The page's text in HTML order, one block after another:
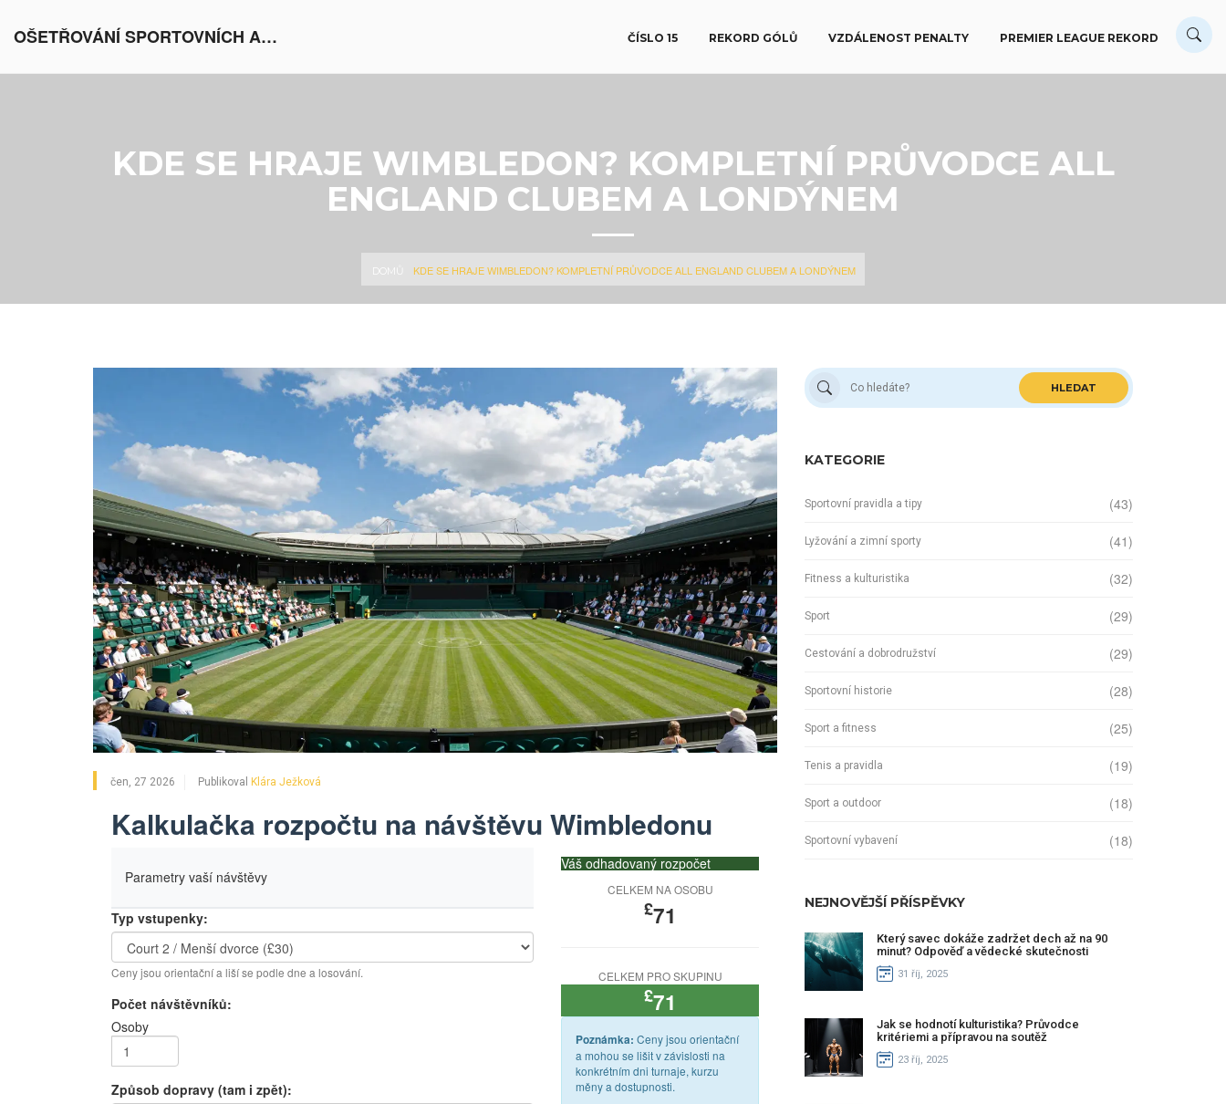
OŠETŘOVÁNÍ SPORTOVNÍCH AKTIVIT V EVROPĚ ČÍSLO 15 REKORD GÓLŮ VZDÁLENOST PENALTY PREMIER LEAGUE REKORD
KDE SE HRAJE WIMBLEDON? KOMPLETNÍ PRŮVODCE ALL
ENGLAND CLUBEM A LONDÝNEM
DOMŮ KDE SE HRAJE WIMBLEDON? KOMPLETNÍ PRŮVODCE ALL ENGLAND CLUBEM A LONDÝNEM
čen, 27 2026 Publikoval Klára Ježková
Kalkulačka rozpočtu na návštěvu Wimbledonu
Parametry vaší návštěvy
Typ vstupenky:
Ceny jsou orientační a liší se podle dne a losování.
Počet návštěvníků:
Osoby
Způsob dopravy (tam i zpět):
Váš odhadovaný rozpočet
CELKEM NA OSOBU
£71
CELKEM PRO SKUPINU
£71
Poznámka: Ceny jsou orientační
a mohou se lišit v závislosti na
konkrétním dni turnaje, kurzu
měny a dostupnosti.
HLEDAT
KATEGORIE
Sportovní pravidla a tipy (43)
Lyžování a zimní sporty (41)
Fitness a kulturistika (32)
Sport (29)
Cestování a dobrodružství (29)
Sportovní historie (28)
Sport a fitness (25)
Tenis a pravidla (19)
Sport a outdoor (18)
Sportovní vybavení (18)
NEJNOVĚJŠÍ PŘÍSPĚVKY
Který savec dokáže zadržet dech až na 90
minut? Odpověď a vědecké skutečnosti
31 říj, 2025
Jak se hodnotí kulturistika? Průvodce
kritériemi a přípravou na soutěž
23 říj, 2025